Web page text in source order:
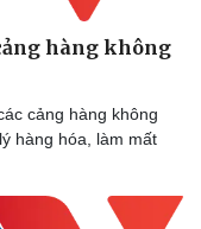
hàng không
cảng hàng không
hàng hóa, làm mất